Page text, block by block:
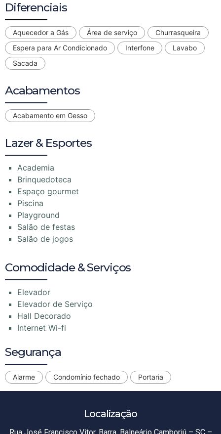
Diferenciais
Aquecedor a Gás Área de serviço
Churrasqueira
Espera para Ar Condicionado
Interfone
Lavabo
Sacada
Acabamentos
Acabamento em Gesso
Lazer & Esportes
Academia
Brinquedoteca
Espaço gourmet
Piscina
Playground
Salão de festas
Salão de jogos
Comodidade & Serviços
Elevador
Elevador de Serviço
Hall Decorado
Internet Wi-fi
Segurança
Alarme Condomínio fechado Portaria
Localização